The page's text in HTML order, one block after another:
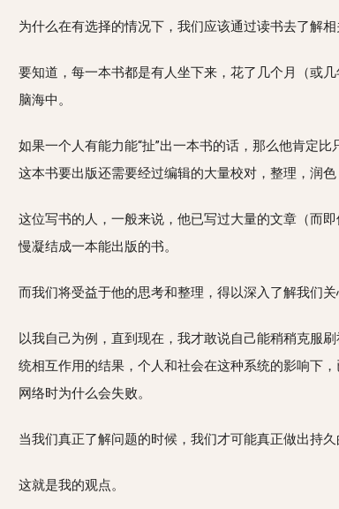
为什么在有选择的情况下，我们应该通过读书去了解
要知道，每一本书都是有人坐下来，花了几个月（或
脑海中。
如果一个人有能力能“扯”出一本书的话，那么他肯定
这本书要出版还需要经过编辑的大量校对，整理，润色
这位写书的人，一般来说，他已写过大量的文章（而
慢凝结成一本能出版的书。
而我们将受益于他的思考和整理，得以深入了解我们
以我自己为例，直到现在，我才敢说自己能稍稍克服
统相互作用的结果，个人和社会在这种系统的影响下
网络时为什么会失败。
当我们真正了解问题的时候，我们才可能真正做出持
这就是我的观点。